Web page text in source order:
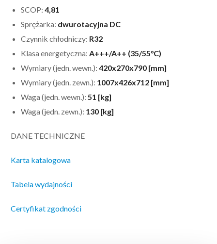
SCOP:4,81
Sprężarka: dwurotacyjna DC
Czynnik chłodniczy: R32
Klasa energetyczna: A+++/A++ (35/55°C)
Wymiary (jedn. wewn.):420x270x790 [mm]
Wymiary (jedn. zewn.): 1007x426x712 [mm]
Waga (jedn. wewn.): 51 [kg]
Waga (jedn. zewn.): 130 [kg]
DANE TECHNICZNE
Karta katalogowa
Tabela wydajności
Certyfikat zgodności